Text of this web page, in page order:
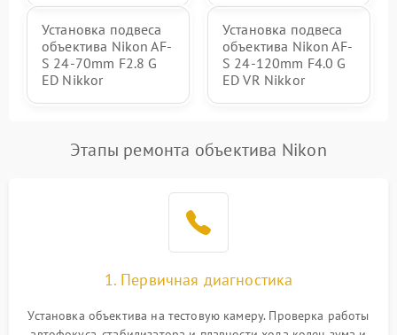
Установка подвеса
объектива Nikon AF-
S 24-70mm F2.8 G
ED Nikkor
Установка подвеса
объектива Nikon AF-
S 24-120mm F4.0 G
ED VR Nikkor
Этапы ремонта объектива Nikon
1. Первичная диагностика
Установка объектива на тестовую камеру. Проверка работы